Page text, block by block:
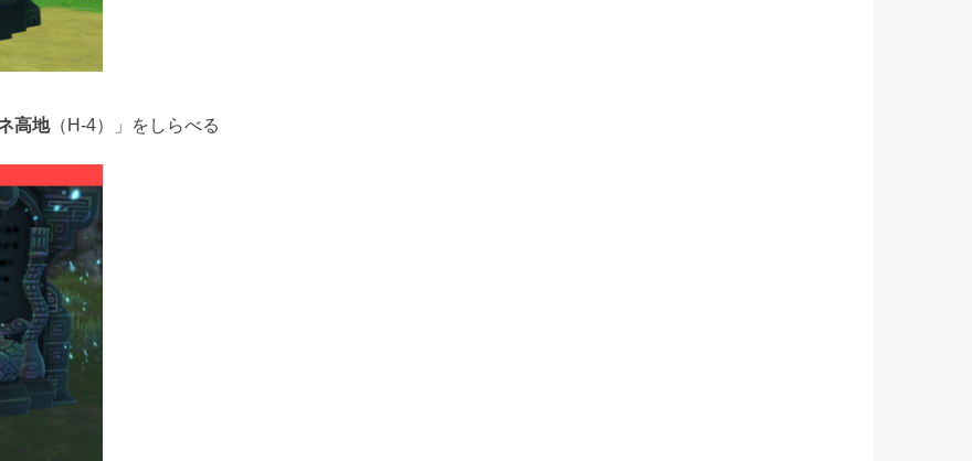
高地（H-4）」をしらべる